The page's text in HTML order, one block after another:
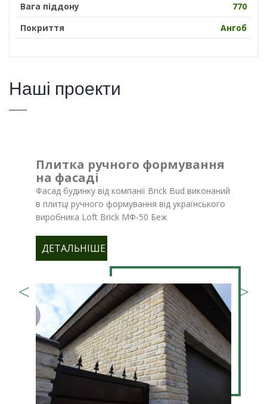
Вага піддону
770
Покриття
Ангоб
Наші проекти
Плитка ручного формування
на фасаді
Фасад будинку від компанії Brick Bud виконаний
в плитці ручного формування від українського
виробника Loft Brick МФ-50 Беж
ДЕТАЛЬНІШЕ